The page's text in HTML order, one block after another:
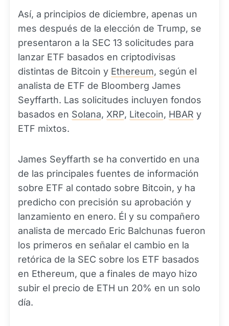
Así, a principios de diciembre, apenas un
mes después de la elección de Trump, se
presentaron a la SEC 13 solicitudes para
lanzar ETF basados en criptodivisas
distintas de Bitcoin y Ethereum, según el
analista de ETF de Bloomberg James
Seyffarth. Las solicitudes incluyen fondos
basados en Solana, XRP, Litecoin, HBAR y
ETF mixtos.
James Seyffarth se ha convertido en una
de las principales fuentes de información
sobre ETF al contado sobre Bitcoin, y ha
predicho con precisión su aprobación y
lanzamiento en enero. Él y su compañero
analista de mercado Eric Balchunas fueron
los primeros en señalar el cambio en la
retórica de la SEC sobre los ETF basados
en Ethereum, que a finales de mayo hizo
subir el precio de ETH un 20% en un solo
día.